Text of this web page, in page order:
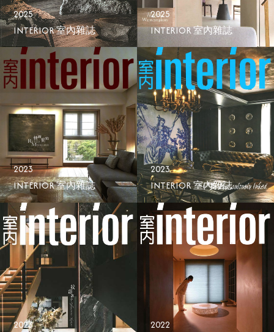
2025
INTERIOR 室內雜誌
2025
INTERIOR 室內雜誌
2023
INTERIOR 室內雜誌
2023
INTERIOR 室內雜誌
2023
2022